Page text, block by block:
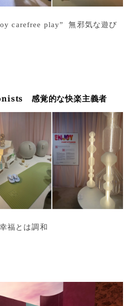
carefree play” 無邪気な遊び
感覚的な快楽主義者
福とは調和